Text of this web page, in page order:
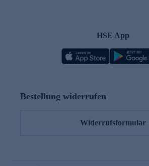
HSE App
Bestellung widerrufen
Widerrufsformular